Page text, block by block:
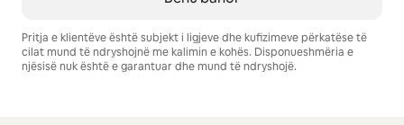
Pritja e klientëve është subjekt i ligjeve dhe kufizimeve përkatëse të
cilat mund të ndryshojnë me kalimin e kohës. Disponueshmëria e
njësisë nuk është e garantuar dhe mund të ndryshojë.